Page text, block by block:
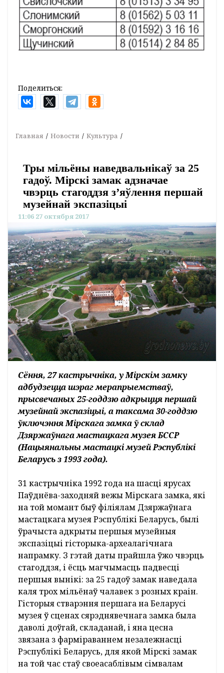
Поделиться:
Главная Новости Культура
Тры мільёны наведвальнікаў за 25
гадоў. Мірскі замак адзначае
чвэрць стагоддзя з’яўлення першай
музейнай экспазіцыі
11:06 27 октября 2017
Сёння, 27 кастрычніка, у Мірскім замку
адбудзецца шэраг мерапрыемстваў,
прысвечаных 25-годдзю адкрыцця першай
музейнай экспазіцыі, а таксама 30-годдзю
ўключэння Мірскага замка ў склад
Дзяржаўнага мастацкага музея БССР
(Нацыянальны мастацкі музей Рэспублікі
Беларусь з 1993 года).
31 кастрычніка 1992 года на шасці ярусах
Паўднёва-заходняй вежы Мірскага замка, які
на той момант быў філіялам Дзяржаўнага
мастацкага музея Рэспублікі Беларусь, былі
ўрачыста адкрыты першыя музейныя
экспазіцыі гісторыка-археалагічнага
напрамку. З гэтай даты прайшла ўжо чвэрць
стагоддзя, і ёсць магчымасць падвесці
першыя вынікі: за 25 гадоў замак наведала
каля трох мільёнаў чалавек з розных краін.
Гісторыя стварэння першага на Беларусі
музея ў сценах сярэднявечнага замка была
даволі доўгай, складанай, і яна цесна
звязана з фарміраваннем незалежнасці
Рэспублікі Беларусь, для якой Мірскі замак
на той час стаў своеасаблівым сімвалам